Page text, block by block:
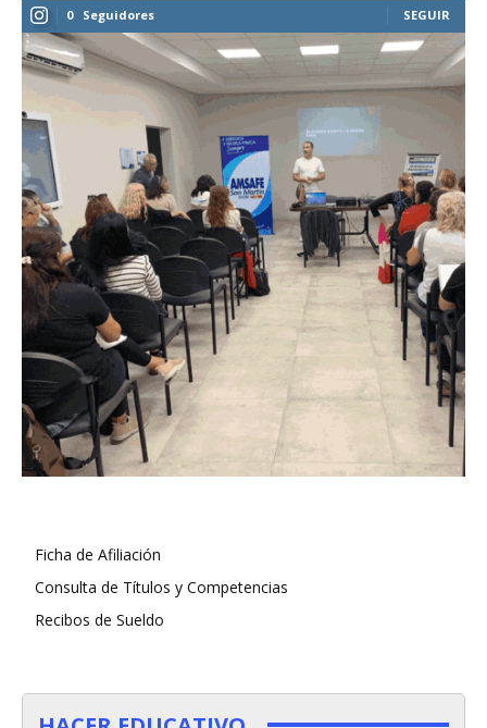
0 Seguidores SEGUIR
Ficha de Afiliación
Consulta de Títulos y Competencias
Recibos de Sueldo